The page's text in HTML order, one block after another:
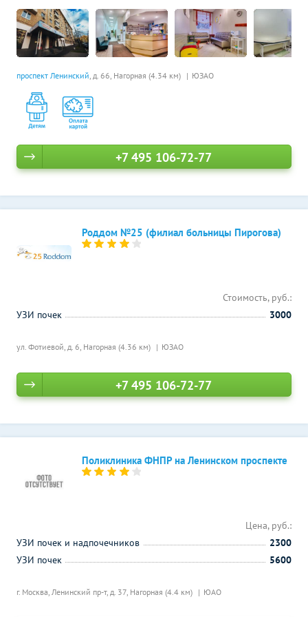
проспект Ленинский, д. 66, Нагорная (4.34 км) ЮЗАО
+7 495 106-72-77
Роддом №25 (филиал больницы Пирогова)
ул. Фотиевой, д. 6, Нагорная (4.36 км) ЮЗАО
Стоимость, руб.:
УЗИ почек
3000
+7 495 106-72-77
Поликлиника ФНПР на Ленинском проспекте
г. Москва, Ленинский пр-т, д. 37, Нагорная (4.4 км) ЮАО
Цена, руб.:
УЗИ почек и надпочечников
2300
УЗИ почек
5600